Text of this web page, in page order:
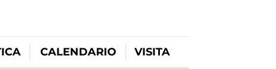
CALENDARIO VISITA